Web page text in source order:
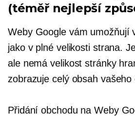
(téměř nejlepší
Weby Google vám umožňují
jako v plné velikostistrana.
ale nemávelikost stránky
zobrazuje celý obsah vašeho
Přidání obchodu na Weby